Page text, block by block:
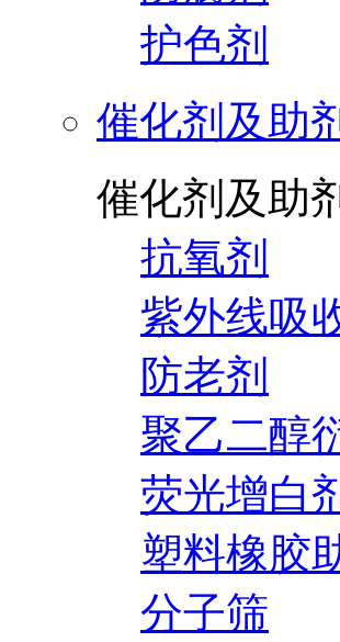
护色剂
催化剂及助
催化剂及助
抗氧剂
紫外线吸
防老剂
聚乙二醇
荧光增白
塑料橡胶
分子筛